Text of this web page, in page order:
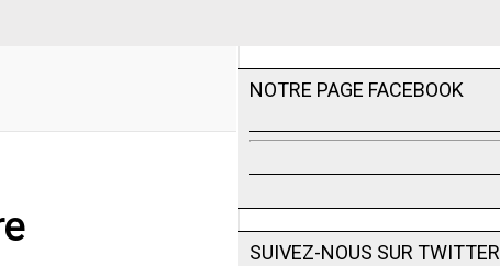
NOTRE PAGE FACEBOOK
SUIVEZ-NOUS SUR TWITTER